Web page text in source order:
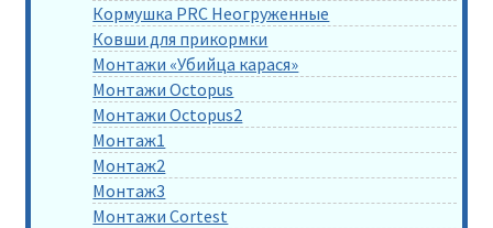
Кормушка PRC Неогруженные
Ковши для прикормки
Монтажи «Убийца карася»
Монтажи Octopus
Монтажи Octopus2
Монтаж1
Монтаж2
Монтаж3
Монтажи Cortest